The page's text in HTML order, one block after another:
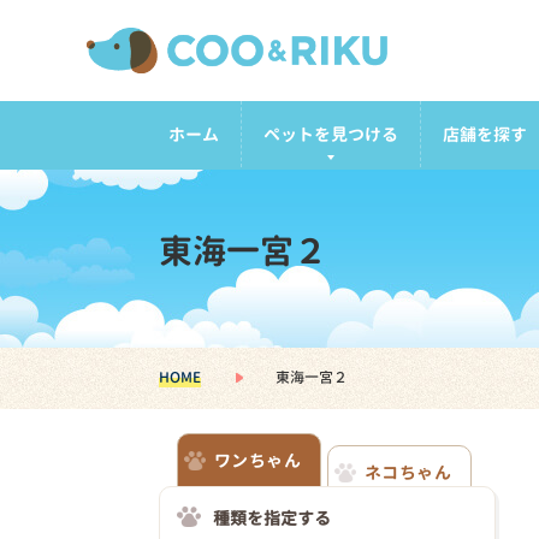
ホーム ペットを見つける 店舗を探す
東海一宮２
HOME 東海一宮２
ワンちゃん
ネコちゃん
種類を指定する